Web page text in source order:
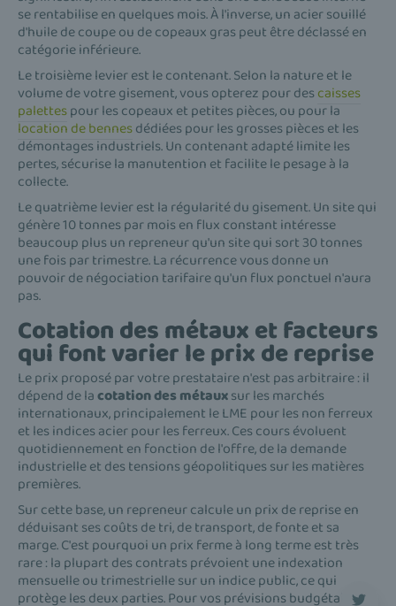
se rentabilise en quelques mois. À l'inverse, un acier souillé
d'huile de coupe ou de copeaux gras peut être déclassé en
catégorie inférieure.
Le troisième levier est le contenant. Selon la nature et le
volume de votre gisement, vous opterez pour des caisses
palettespour les copeaux et petites pièces, ou pour la
location de bennesdédiées pour les grosses pièces et les
démontages industriels. Un contenant adapté limite les
pertes, sécurise la manutention et facilite le pesage à la
collecte.
Le quatrième levier est la régularité du gisement. Un site qui
génère 10 tonnes par mois en flux constant intéresse
beaucoup plus un repreneur qu'un site qui sort 30 tonnes
une fois par trimestre. La récurrence vous donne un
pouvoir de négociation tarifaire qu'un flux ponctuel n'aura
pas.
Cotation des métaux et facteurs
qui font varier le prix de reprise
Le prix proposé par votre prestataire n'est pas arbitraire : il
dépend de lacotation des métauxsur les marchés
internationaux, principalement le LME pour les non ferreux
et les indices acier pour les ferreux. Ces cours évoluent
quotidiennement en fonction de l'offre, de la demande
industrielle et des tensions géopolitiques sur les matières
premières.
Sur cette base, un repreneur calcule un prix de reprise en
déduisant ses coûts de tri, de transport, de fonte et sa
marge. C'est pourquoi un prix ferme à long terme est très
rare : la plupart des contrats prévoient une indexation
mensuelle ou trimestrielle sur un indice public, ce qui
protège les deux parties. Pour vos prévisions budgétaires,